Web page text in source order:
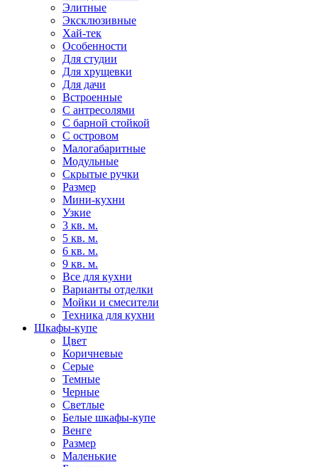
Элитные
Эксклюзивные
Хай-тек
Особенности
Для студии
Для хрущевки
Для дачи
Встроенные
С антресолями
С барной стойкой
С островом
Малогабаритные
Модульные
Скрытые ручки
Размер
Мини-кухни
Узкие
3 кв. м.
5 кв. м.
6 кв. м.
9 кв. м.
Все для кухни
Варианты отделки
Мойки и смесители
Техника для кухни
Шкафы-купе
Цвет
Коричневые
Серые
Темные
Черные
Светлые
Белые шкафы-купе
Венге
Размер
Маленькие